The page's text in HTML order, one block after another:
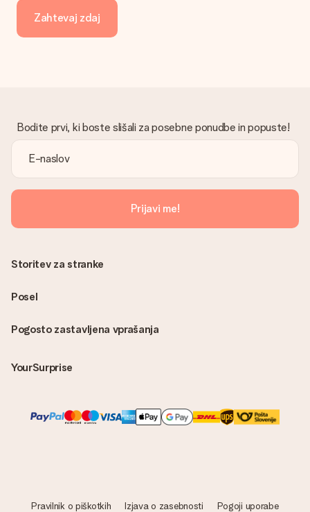
potrditvenem e-poštnem sporočilu in ga lahko vedno najdete
v svojem računu MySurprise. To pomeni, da lahko darilo
dostavite neposredno prejemniku, zaradi česar bo resnično
Zahtevaj zdaj
Bodite prvi, ki boste slišali za posebne ponudbe in popuste!
Prijavi me!
Pogosto zastavljena vprašanja
YourSurprise
Storitev za stranke
Posel
Pravilnik o piškotkih Izjava o zasebnosti
Pogoji uporabe